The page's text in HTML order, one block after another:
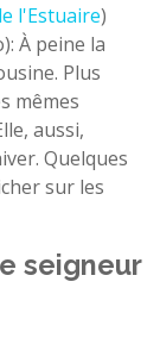
l'Estuaire)
À peine la
Plus
mêmes
aussi,
Quelques
sur les
seigneur